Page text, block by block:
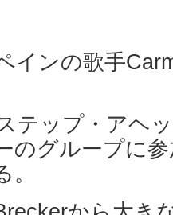
インの歌手
テップ・アヘ
のグループに